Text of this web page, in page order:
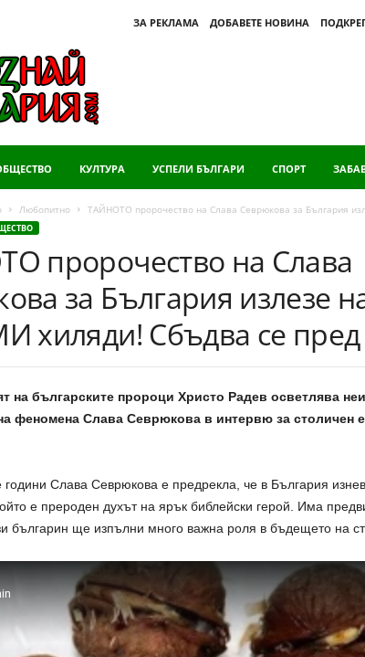
ЗА РЕКЛАМА ДОБАВЕТЕ НОВИНА
КУЛТУРА УСПЕЛИ БЪЛГАРИ СПОРТ
Любопитно ТАЙНОТО пророчество на Слава Севрюкова за България
пророчество на Слава
за България излезе
хиляди! Сбъдва се
на българските пророци Христо Радев осветлява
феномена Слава Севрюкова в интервю за столичен
години Слава Севрюкова е предрекла, че в България
е прероден духът на ярък библейски герой. Има
българин ще изпълни много важна роля в бъдещето на